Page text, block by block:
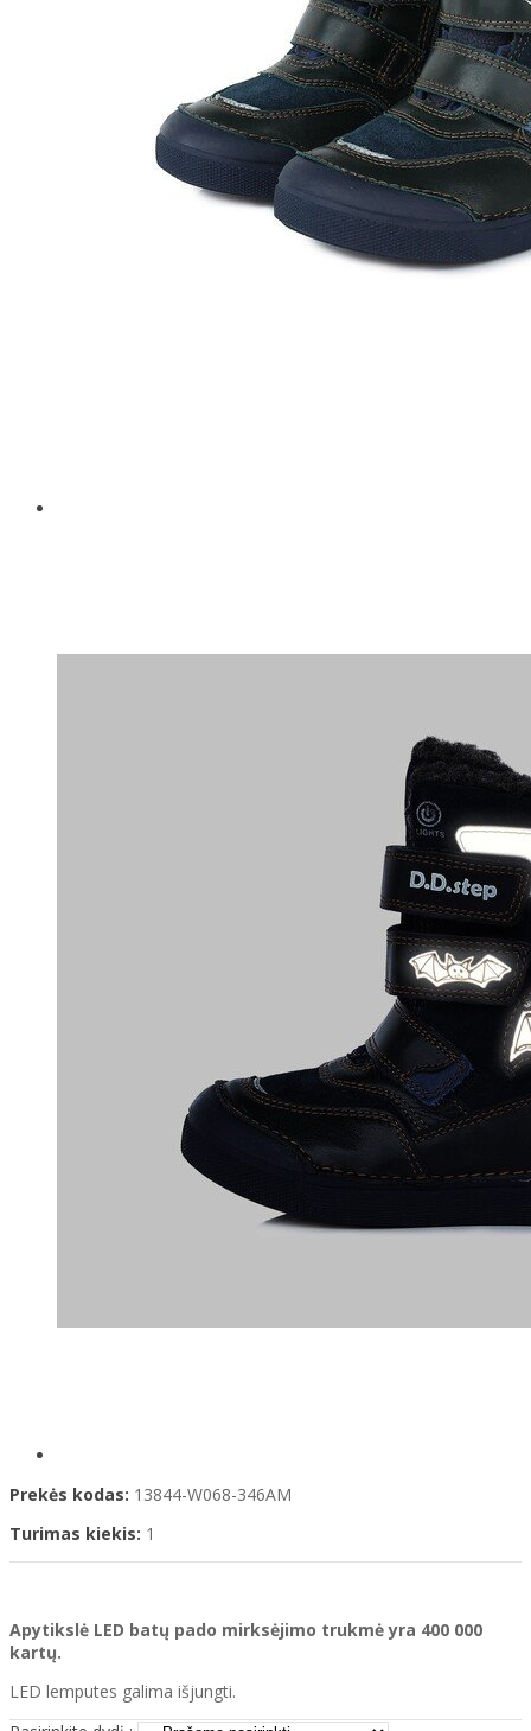
Prekės kodas: 13844-W068-346AM
Turimas kiekis: 1
Apytikslė LED batų pado mirksėjimo trukmė yra 400 000
kartų.
LED lemputes galima išjungti.